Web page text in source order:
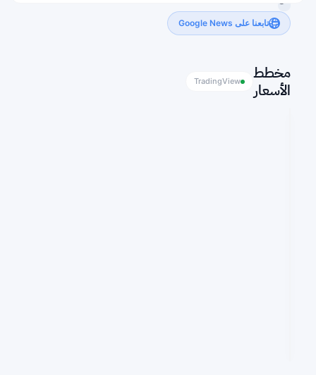
تابعنا على Google News
مخطط
الأسعار
TradingView